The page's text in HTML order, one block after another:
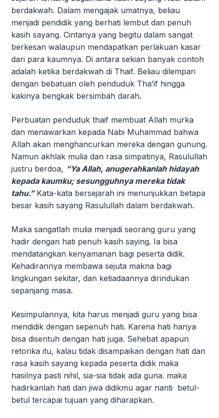
berdakwah. Dalam mengajak umatnya, beliau
menjadi pendidik yang berhati lembut dan penuh
kasih sayang. Cintanya yang begitu dalam sangat
berkesan walaupun mendapatkan perlakuan kasar
dari para kaumnya. Di antara sekian banyak contoh
adalah ketika berdakwah di Thaif. Beliau dilempari
dengan bebatuan oleh penduduk Tha’if hingga
kakinya bengkak bersimbah darah.
Perbuatan penduduk thaif membuat Allah murka
dan menawarkan kepada Nabi Muhammad bahwa
Allah akan menghancurkan mereka dengan gunung.
Namun akhlak mulia dan rasa simpatinya, Rasulullah
justru berdoa, “Ya Allah, anugerahkanlah hidayah
kepada kaumku; sesungguhnya mereka tidak
tahu.”Kata-kata bersejarah ini menunjukkan betapa
besar kasih sayang Rasulullah dalam berdakwah.
Maka sangatlah mulia menjadi seorang guru yang
hadir dengan hati penuh kasih saying. Ia bisa
mendatangkan kenyamanan bagi peserta didik.
Kehadirannya membawa sejuta makna bagi
lingkungan sekitar, dan ketiadaannya dirindukan
sepanjang masa.
Kesimpulannya, kita harus menjadi guru yang bisa
mendidik dengan sepenuh hati. Karena hati hanya
bisa disentuh dengan hati juga. Sehebat apapun
retorika itu, kalau tidak disampaikan dengan hati dan
rasa kasih sayang kepada peserta didik maka
hasilnya pasti nihil, sia-sia tidak ada guna. maka
hadirkanlah hati dan jiwa didikmu agar nanti betul-
betul tercapai tujuan yang diharapkan.